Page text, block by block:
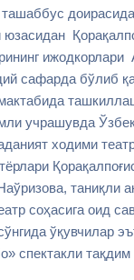
юзасидан
ижодкорлари
сафарда бўлиб
учрашувда
ходими
таниқли
соҳасига оид
ўқувчилар
спектакли тақдим